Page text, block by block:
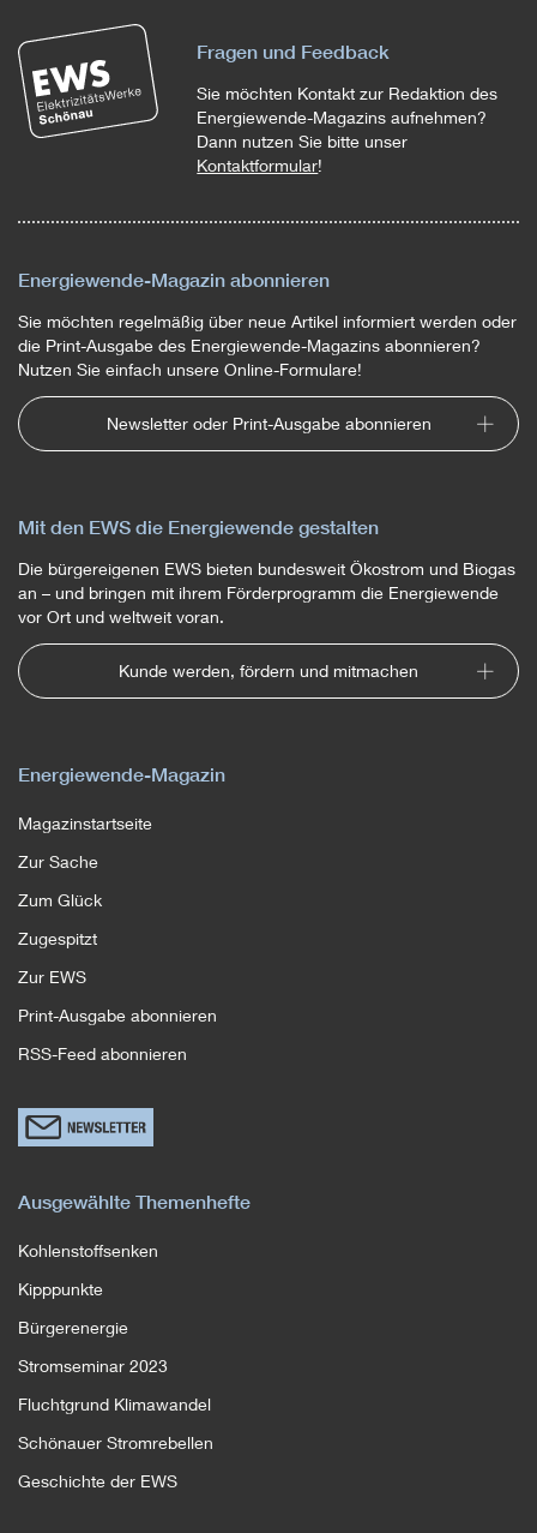
Fragen und Feedback
Sie möchten Kontakt zur Redaktion des
Energiewende-Magazins aufnehmen?
Dann nutzen Sie bitte unser
Kontaktformular!
Energiewende-Magazin abonnieren
Sie möchten regelmäßig über neue Artikel informiert werden oder
die Print-Ausgabe des Energiewende-Magazins abonnieren?
Nutzen Sie einfach unsere Online-Formulare!
Newsletter oder Print-Ausgabe abonnieren
Mit den EWS die Energiewende gestalten
Die bürgereigenen EWS bieten bundesweit Ökostrom und Biogas
an – und bringen mit ihrem Förderprogramm die Energiewende
vor Ort und weltweit voran.
Kunde werden, fördern und mitmachen
Energiewende-Magazin
Magazinstartseite
Zur Sache
Zum Glück
Zugespitzt
Zur EWS
Print-Ausgabe abonnieren
RSS-Feed abonnieren
Link
Newsletterformular
Ausgewählte Themenhefte
Kohlenstoffsenken
Kipppunkte
Bürgerenergie
Stromseminar 2023
Fluchtgrund Klimawandel
Schönauer Stromrebellen
Geschichte der EWS